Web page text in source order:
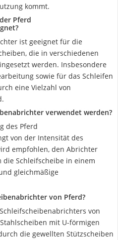
kommt.
Pferd
ist geeignet für die
die in verschiedenen
werden. Insbesondere
sowie für das Schleifen
eine Vielzahl von
verwendet werden?
des Pferd
von der Intensität des
empfohlen, den Abrichter
Schleifscheibe in einem
gleichmäßige
von Pferd?
von
mit U-förmigen
die gewellten Stützscheiben